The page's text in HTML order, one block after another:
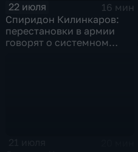
22 июля
16 мин
Спиридон Килинкаров:
перестановки в армии
говорят о системном